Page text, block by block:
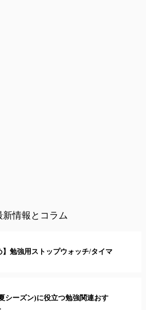
新情報とコラム
】勉強用ストップウォッチ/タイマ
シーズン)に役立つ勉強関連おす